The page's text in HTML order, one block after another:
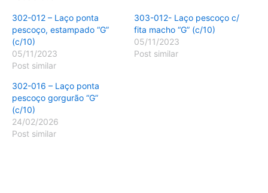
302-012 – Laço ponta
pescoço, estampado “G”
(c/10)
05/11/2023
Post similar
303-012- Laço pescoço c/
fita macho “G” (c/10)
05/11/2023
Post similar
302-016 – Laço ponta
pescoço gorgurão “G”
(c/10)
24/02/2026
Post similar